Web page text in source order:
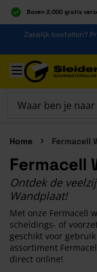
Boven 2.000 gratis
Al 40 jaar dé specialist
Alles onder één dak
Ga naar de inhoud
Zakelijk bestellen?
Ga naar hoofdinhoud
Home Fermacell
Fermacell
Ontdek de
Wandplaat!
Met onze Fermacell
scheidings- of
geschikt voor
assortiment
direct online!